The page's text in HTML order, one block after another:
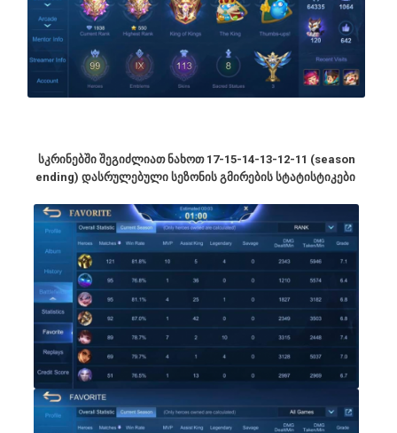
სკრინებში შეგიძლიათ ნახოთ 17-15-14-13-12-11 (season
ending) დასრულებული სეზონის გმირების სტატისტიკები